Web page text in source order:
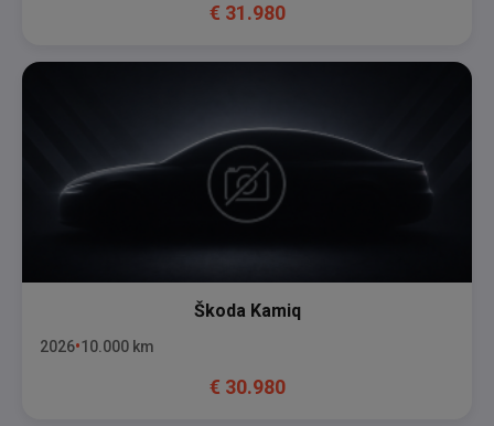
€ 31.980
Škoda Kamiq
2026 10.000 km
€ 30.980